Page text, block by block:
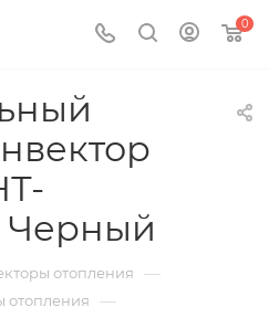
0
Черный
отопления —
отопления —